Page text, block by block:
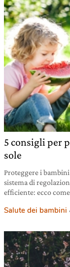
5 consigli per
sole
Proteggere i
sistema di
efficiente: ecco
Salute dei bambini